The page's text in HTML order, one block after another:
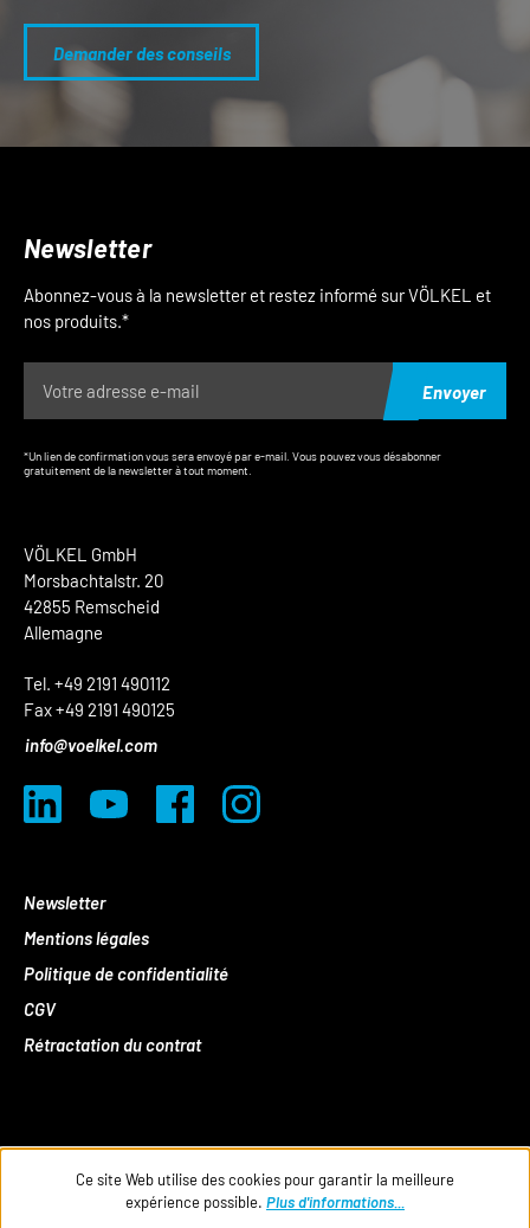
Demander des conseils
VÖLKEL GmbH
Morsbachtalstr. 20
42855 Remscheid
Allemagne
Tel. +49 2191 490112
Fax +49 2191 490125
info@voelkel.com
Newsletter
Mentions légales
Politique de confidentialité
CGV
Rétractation du contrat
Newsletter
Abonnez-vous à la newsletter et restez informé sur VÖLKEL et
nos produits.*
Envoyer
*Un lien de confirmation vous sera envoyé par e-mail. Vous pouvez vous désabonner
gratuitement de la newsletter à tout moment.
Ce site Web utilise des cookies pour garantir la meilleure
expérience possible. Plus d'informations...